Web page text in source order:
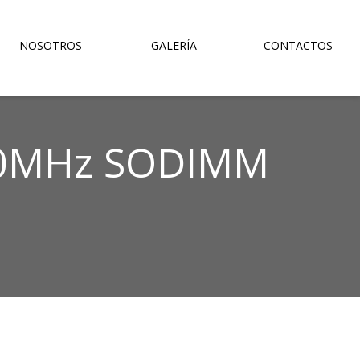
NOSOTROS GALERÍA CONTACTOS
SODIMM